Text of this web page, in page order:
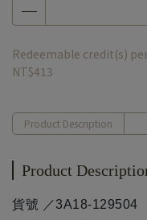
Redeemable credit(s)
NT$413
Product Description
Product
貨號 ／3A18-129504